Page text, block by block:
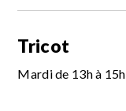
Tricot
Mardi de 13h à 15h